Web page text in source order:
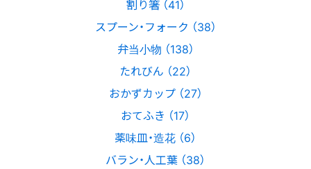
割り箸 （41）
スプーン・フォーク （38）
弁当小物 （138）
たれびん （22）
おかずカップ （27）
おてふき （17）
薬味皿・造花 （6）
バラン・人工葉 （38）